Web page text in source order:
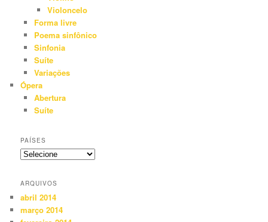
Violoncelo
Forma livre
Poema sinfônico
Sinfonia
Suíte
Variações
Ópera
Abertura
Suíte
PAÍSES
ARQUIVOS
abril 2014
março 2014